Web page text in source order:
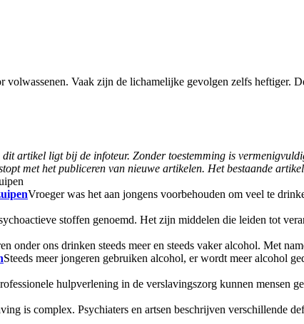
Vaak zijn de lichamelijke gevolgen zelfs
artikel ligt bij de infoteur. Zonder toestemming is
met het publiceren van nieuwe artikelen. Het bestaande
Vroeger was het aan jongens voorbehouden om veel te
stoffen genoemd. Het zijn middelen die leiden tot
onder ons drinken steeds meer en steeds vaker alcohol. Met
Steeds meer jongeren gebruiken alcohol, er wordt meer alcohol
hulpverlening in de verslavingszorg kunnen mensen
is complex. Psychiaters en artsen beschrijven verschillende